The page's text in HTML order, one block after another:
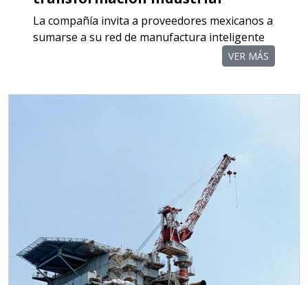
Aplicar al Requerimiento
Requisitos: Otorgar condiciones de
crédito acordes a las políticas del
grupo, contar con instalaciones
cercanas a la región y otorgar
referencias comerciales.
Aplicar al Requerimiento
La compañía invita a proveedores mexicanos a
sumarse a su red de manufactura inteligente
VER MÁS